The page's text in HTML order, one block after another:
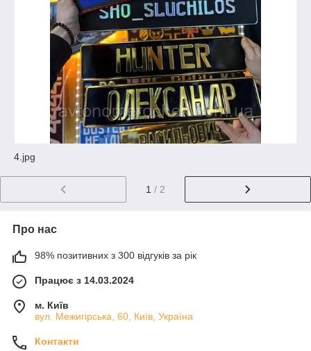
4.jpg
1 / 2
Про нас
98% позитивних з 300 відгуків за рік
Працює з 14.03.2024
м. Київ
вул. Межигірська, 60, Київ, Україна
Контакти